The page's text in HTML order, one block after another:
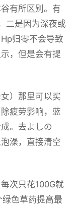
有所区别。有
二是因为深夜或
归零不会导致
，但是会有提
）那里可以买
疲劳影响，蓝
。去よしの
澡，直接清空
次只花100G就
色草药提高最